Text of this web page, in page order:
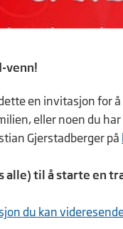
venn!
en invitasjon for
eller noen du
Gjerstadberger på
alle) til å starte en
du kan